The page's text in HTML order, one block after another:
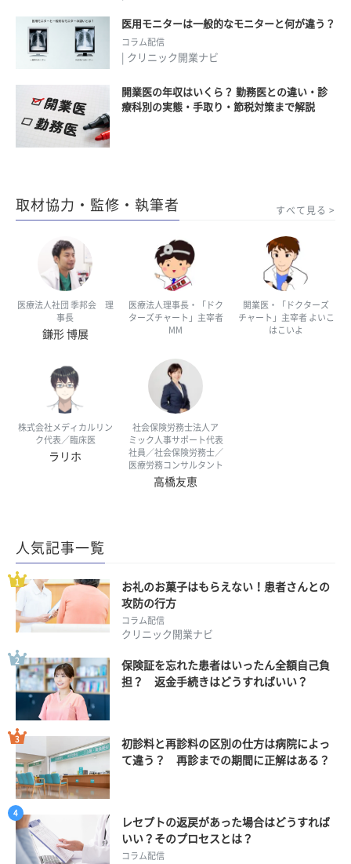
医用モニターは一般的なモニターと何が違う？
コラム配信
| クリニック開業ナビ
開業医の年収はいくら？ 勤務医との違い・診
療科別の実態・手取り・節税対策まで解説
取材協力・監修・執筆者 すべて見る
医療法人社団 季邦会 理
事長
鎌形 博展
医療法人理事長・「ドク
ターズチャート」主宰者
MM
開業医・「ドクターズ
チャート」主宰者 よいこ
はこいよ
株式会社メディカルリン
ク代表／臨床医
ラリホ
社会保険労務士法人ア
ミック人事サポート代表
社員／社会保険労務士／
医療労務コンサルタント
高橋友恵
人気記事一覧
お礼のお菓子はもらえない！患者さんとの
攻防の行方
コラム配信
クリニック開業ナビ
保険証を忘れた患者はいったん全額自己負
担？ 返金手続きはどうすればいい？
初診料と再診料の区別の仕方は病院によっ
て違う？ 再診までの期間に正解はある？
レセプトの返戻があった場合はどうすれば
いい？そのプロセスとは？
コラム配信